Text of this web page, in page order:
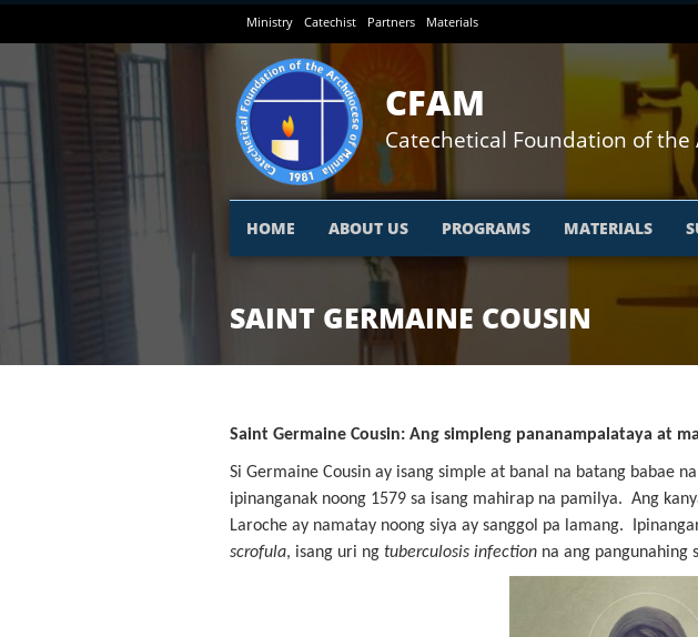
Skip
content
Ministry Catechist Partners Materials
CFAM
Catechetical Foundation of the
HOME ABOUT US PROGRAMS MATERIALS
SAINT GERMAINE COUSIN
Saint Germaine Cousin: Ang simpleng pananampalataya at
Si Germaine Cousin ay isang simple at banal na batang babae
ipinanganak noong 1579 sa isang mahirap na pamilya. Ang
Laroche ay namatay noong siya ay sanggol pa lamang.
scrofula, isang uri ng tuberculosis infection na ang pangunahing